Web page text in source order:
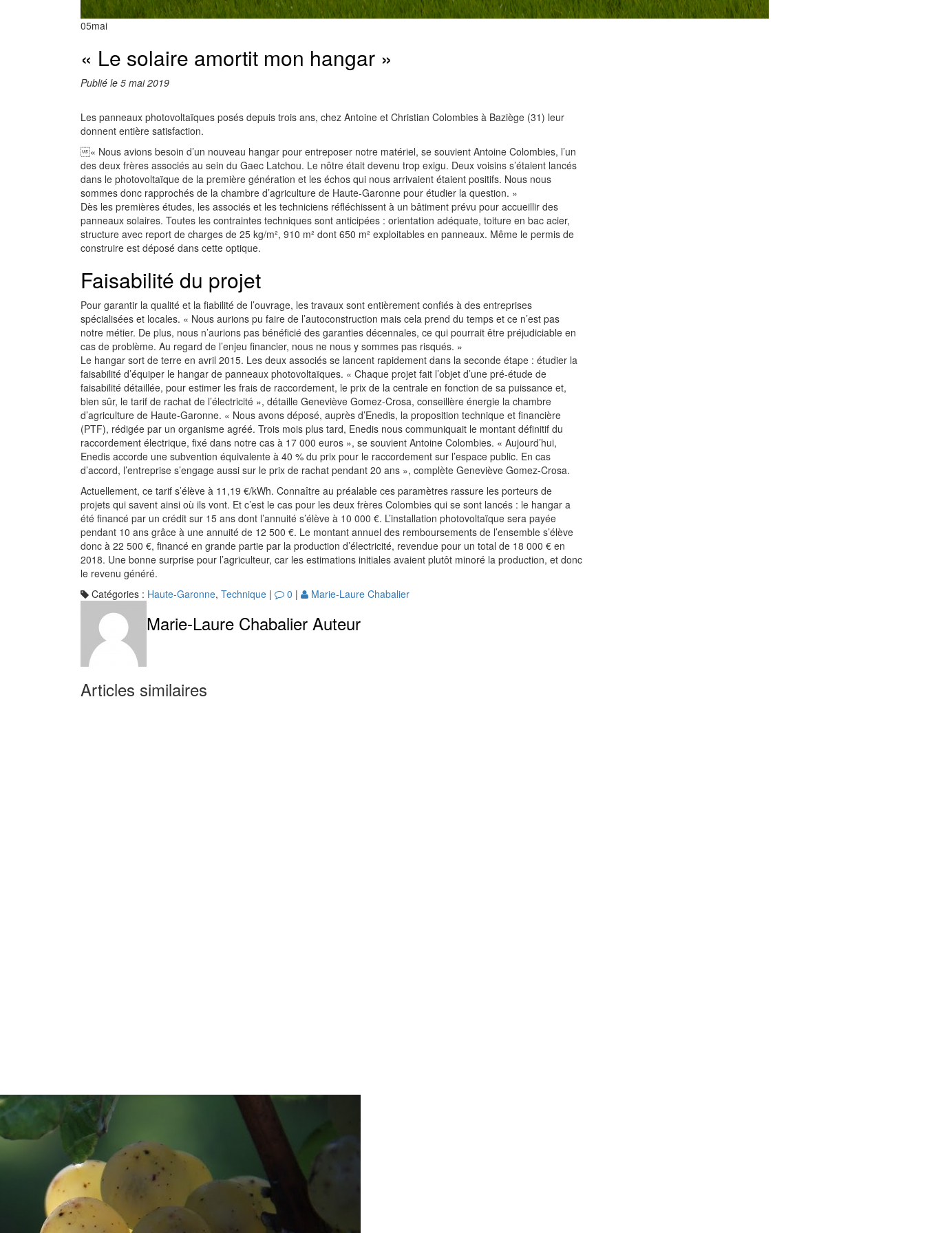
05mai
« Le solaire amortit mon hangar »
Publié le 5 mai 2019
Les panneaux photovoltaïques posés depuis trois ans, chez Antoine et Christian Colombies à Baziège (31) leur
donnent entière satisfaction.
« Nous avions besoin d’un nouveau hangar pour entreposer notre matériel, se souvient Antoine Colombies, l’un
des deux frères associés au sein du Gaec Latchou. Le nôtre était devenu trop exigu. Deux voisins s’étaient lancés
dans le photovoltaïque de la première génération et les échos qui nous arrivaient étaient positifs. Nous nous
sommes donc rapprochés de la chambre d’agriculture de Haute-Garonne pour étudier la question. »
Dès les premières études, les associés et les techniciens réfléchissent à un bâtiment prévu pour accueillir des
panneaux solaires. Toutes les contraintes techniques sont anticipées : orientation adéquate, toiture en bac acier,
structure avec report de charges de 25 kg/m², 910 m² dont 650 m² exploitables en panneaux. Même le permis de
construire est déposé dans cette optique.
Faisabilité du projet
Pour garantir la qualité et la fiabilité de l’ouvrage, les travaux sont entièrement confiés à des entreprises
spécialisées et locales. « Nous aurions pu faire de l’autoconstruction mais cela prend du temps et ce n’est pas
notre métier. De plus, nous n’aurions pas bénéficié des garanties décennales, ce qui pourrait être préjudiciable en
cas de problème. Au regard de l’enjeu financier, nous ne nous y sommes pas risqués. »
Le hangar sort de terre en avril 2015. Les deux associés se lancent rapidement dans la seconde étape : étudier la
faisabilité d’équiper le hangar de panneaux photovoltaïques. « Chaque projet fait l’objet d’une pré-étude de
faisabilité détaillée, pour estimer les frais de raccordement, le prix de la centrale en fonction de sa puissance et,
bien sûr, le tarif de rachat de l’électricité », détaille Geneviève Gomez-Crosa, conseillère énergie la chambre
d’agriculture de Haute-Garonne. « Nous avons déposé, auprès d’Enedis, la proposition technique et financière
(PTF), rédigée par un organisme agréé. Trois mois plus tard, Enedis nous communiquait le montant définitif du
raccordement électrique, fixé dans notre cas à 17 000 euros », se souvient Antoine Colombies. « Aujourd’hui,
Enedis accorde une subvention équivalente à 40 % du prix pour le raccordement sur l’espace public. En cas
d’accord, l’entreprise s’engage aussi sur le prix de rachat pendant 20 ans », complète Geneviève Gomez-Crosa.
Actuellement, ce tarif s’élève à 11,19 €/kWh. Connaître au préalable ces paramètres rassure les porteurs de
projets qui savent ainsi où ils vont. Et c’est le cas pour les deux frères Colombies qui se sont lancés : le hangar a
été financé par un crédit sur 15 ans dont l’annuité s’élève à 10 000 €. L’installation photovoltaïque sera payée
pendant 10 ans grâce à une annuité de 12 500 €. Le montant annuel des remboursements de l’ensemble s’élève
donc à 22 500 €, financé en grande partie par la production d’électricité, revendue pour un total de 18 000 € en
2018. Une bonne surprise pour l’agriculteur, car les estimations initiales avaient plutôt minoré la production, et donc
le revenu généré.
Catégories : Haute-Garonne, Technique | 0 | Marie-Laure Chabalier
Marie-Laure Chabalier Auteur
Articles similaires